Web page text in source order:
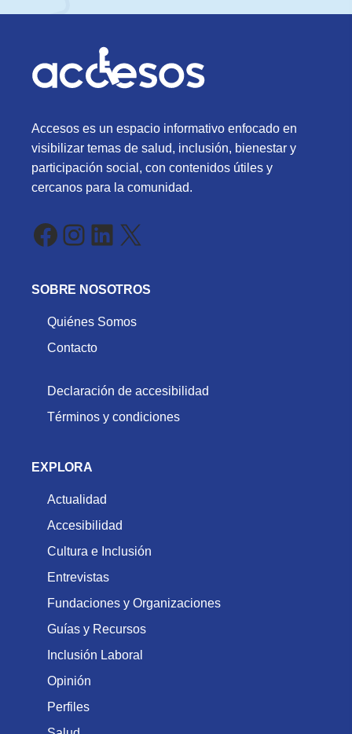
Accesos es un espacio informativo enfocado en
visibilizar temas de salud, inclusión, bienestar y
participación social, con contenidos útiles y
cercanos para la comunidad.
Facebook
Instagram
LinkedIn
X
SOBRE NOSOTROS
Quiénes Somos
Contacto
Declaración de accesibilidad
Términos y condiciones
EXPLORA
Actualidad
Accesibilidad
Cultura e Inclusión
Entrevistas
Fundaciones y Organizaciones
Guías y Recursos
Inclusión Laboral
Opinión
Perfiles